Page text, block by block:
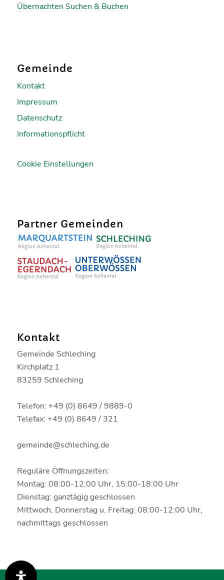
Übernachten Suchen & Buchen
Gemeinde
Kontakt
Impressum
Datenschutz
Informationspflicht
Cookie Einstellungen
Partner Gemeinden
Kontakt
Gemeinde Schleching
Kirchplatz 1
83259 Schleching
Telefon: +49 (0) 8649 / 9889-0
Telefax: +49 (0) 8649 / 321
gemeinde@schleching.de
Reguläre Öffnungszeiten:
Montag: 08:00-12:00 Uhr, 15:00-18:00 Uhr
Dienstag: ganztägig geschlossen
Mittwoch, Donnerstag u. Freitag: 08:00-12:00 Uhr,
nachmittags geschlossen